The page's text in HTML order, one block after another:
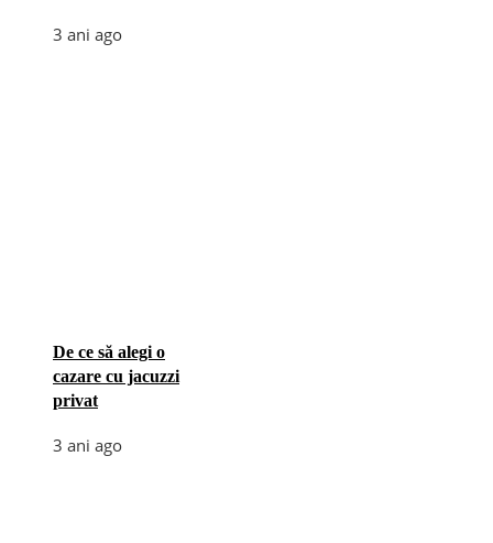
3 ani ago
De ce să alegi o
cazare cu jacuzzi
privat
3 ani ago